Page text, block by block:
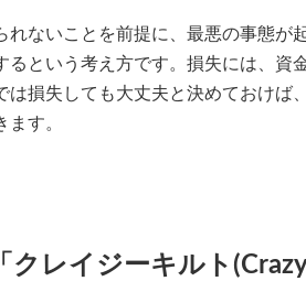
れないことを前提に、最悪の事態が
るという考え方です。損失には、資
は損失しても大丈夫と決めておけば
ます。
レイジーキルト